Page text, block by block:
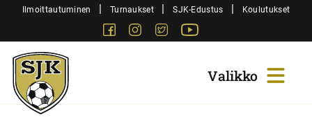
SiirryIlmoittautuminen | Turnaukset | SJK-Edustus | Koulutukset
FacebookInstagram
Twitter
Sjk-
Juniorit